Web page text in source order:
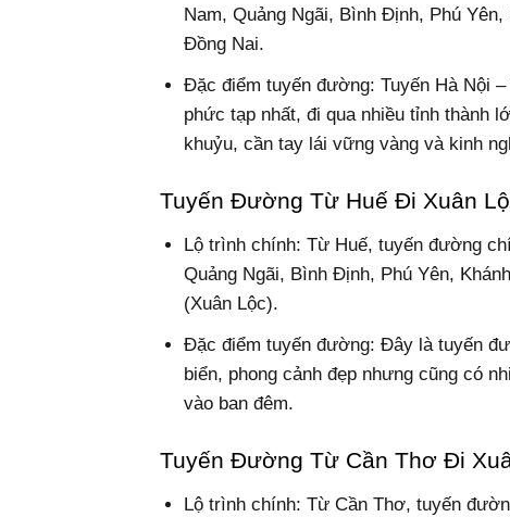
Nam, Quảng Ngãi, Bình Định, Phú
Đồng Nai.
Đặc điểm tuyến đường: Tuyến Hà Nội
phức tạp nhất, đi qua nhiều tỉnh thành
khuỷu, cần tay lái vững vàng và kinh
Tuyến Đường Từ Huế Đi Xuân
Lộ trình chính: Từ Huế, tuyến đường
Quảng Ngãi, Bình Định, Phú Yên,
(Xuân Lộc).
Đặc điểm tuyến đường: Đây là tuyến
biển, phong cảnh đẹp nhưng cũng có
vào ban đêm.
Tuyến Đường Từ Cần Thơ Đi
Lộ trình chính: Từ Cần Thơ, tuyến